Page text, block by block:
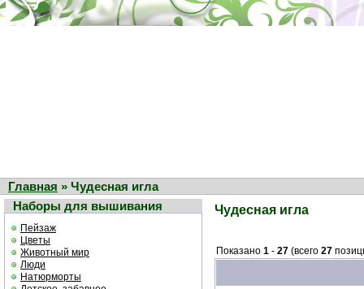
Главная » Чудесная игла
Наборы для вышивания
Пейзаж
Цветы
Животный мир
Люди
Натюрморты
Чудесная игла
Показано 1 - 27 (всего 27